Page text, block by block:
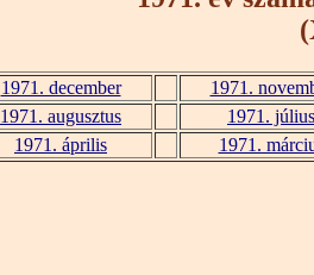
1971. december
1971.
1971. augusztus
1971. július
1971. április
1971.